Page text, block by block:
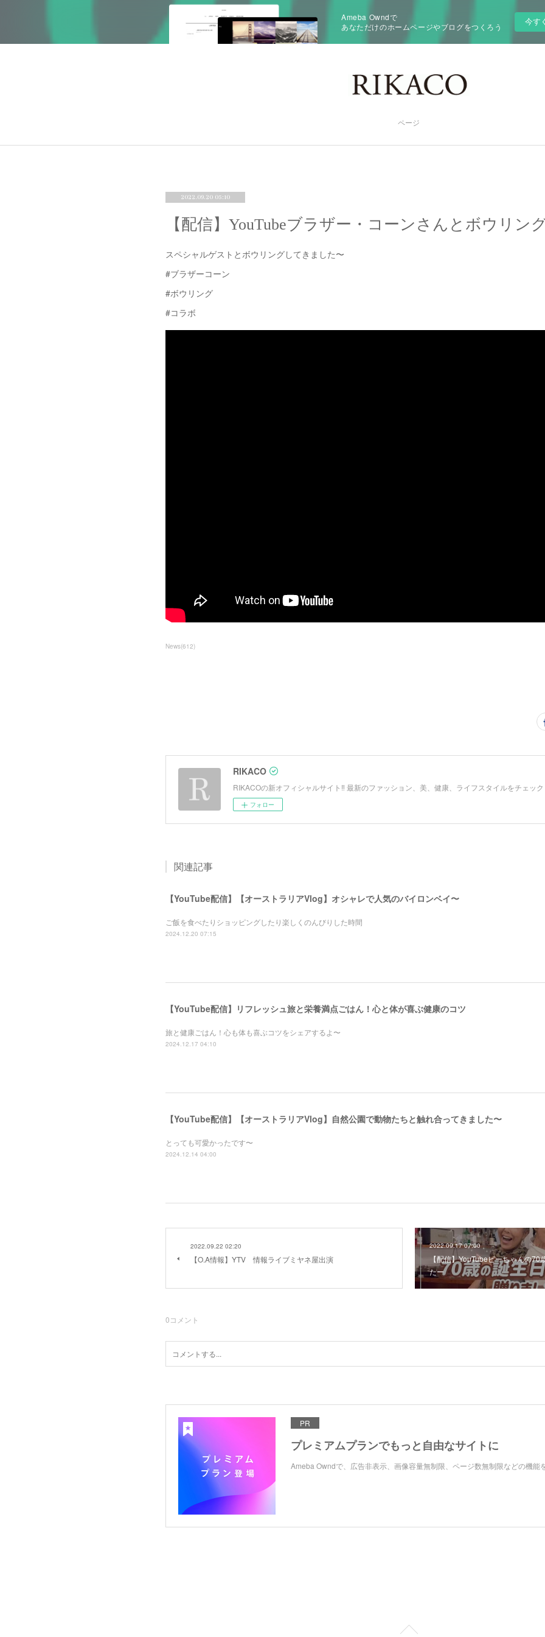
Ameba Owndで
あなただけのホームページやブログをつくろう
今す
ページ
2022.09.20 05:10
【配信】YouTubeブラザー・コーンさんとボウリン
スペシャルゲストとボウリングしてきました〜
#ブラザーコーン
#ボウリング
#コラボ
News(612)
RIKACO
RIKACOの新オフィシャルサイト‼︎ 最新のファッション、美、健康、ライフスタイルをチェッ
フォロー
関連記事
【YouTube配信】【オーストラリアVlog】オシャレで人気のバイロンベイ〜
ご飯を食べたりショッピングしたり楽しくのんびりした時間
2024.12.20 07:15
【YouTube配信】リフレッシュ旅と栄養満点ごはん！心と体が喜ぶ健康のコツ
旅と健康ごはん！心も体も喜ぶコツをシェアするよ〜
2024.12.17 04:10
【YouTube配信】【オーストラリアVlog】自然公園で動物たちと触れ合ってきました〜
とっても可愛かったです〜
2024.12.14 04:00
2022.09.22 02:20
【O.A情報】YTV 情報ライブミヤネ屋出演
2022.09.17 07:00
【配信】YouTubeピーちゃんの
たー
0コメント
PR
プレミアムプランでもっと自由なサイトに
Ameba Owndで、広告非表示、画像容量無制限、ページ数無制限などの機能